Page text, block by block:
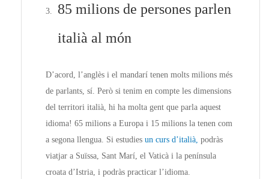
85 milions de persones parlen
italià al món
D’acord, l’anglès i el mandarí tenen molts milions més
de parlants, sí. Però si tenim en compte les dimensions
del territori italià, hi ha molta gent que parla aquest
idioma! 65 milions a Europa i 15 milions la tenen com
a segona llengua. Si estudies un curs d’italià, podràs
viatjar a Suïssa, Sant Marí, el Vaticà i la península
croata d’Istria, i podràs practicar l’idioma.